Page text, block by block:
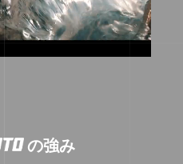
の強み